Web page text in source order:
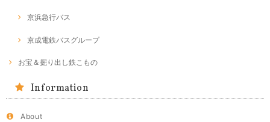
京浜急行バス
京成電鉄バスグループ
お宝＆掘り出し鉄こもの
Information
About